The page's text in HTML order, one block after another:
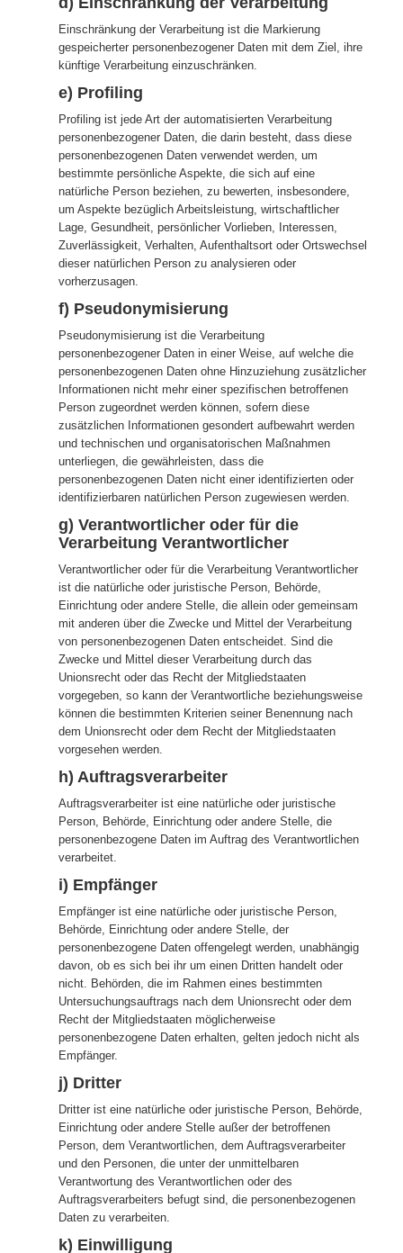
Einschränkung der Verarbeitung ist die Markierung
gespeicherter personenbezogener Daten mit dem Ziel, ihre
künftige Verarbeitung einzuschränken.
e) Profiling
Profiling ist jede Art der automatisierten Verarbeitung
personenbezogener Daten, die darin besteht, dass diese
personenbezogenen Daten verwendet werden, um
bestimmte persönliche Aspekte, die sich auf eine
natürliche Person beziehen, zu bewerten, insbesondere,
um Aspekte bezüglich Arbeitsleistung, wirtschaftlicher
Lage, Gesundheit, persönlicher Vorlieben, Interessen,
Zuverlässigkeit, Verhalten, Aufenthaltsort oder Ortswechsel
dieser natürlichen Person zu analysieren oder
vorherzusagen.
f) Pseudonymisierung
Pseudonymisierung ist die Verarbeitung
personenbezogener Daten in einer Weise, auf welche die
personenbezogenen Daten ohne Hinzuziehung zusätzlicher
Informationen nicht mehr einer spezifischen betroffenen
Person zugeordnet werden können, sofern diese
zusätzlichen Informationen gesondert aufbewahrt werden
und technischen und organisatorischen Maßnahmen
unterliegen, die gewährleisten, dass die
personenbezogenen Daten nicht einer identifizierten oder
identifizierbaren natürlichen Person zugewiesen werden.
g) Verantwortlicher oder für die
Verarbeitung Verantwortlicher
Verantwortlicher oder für die Verarbeitung Verantwortlicher
ist die natürliche oder juristische Person, Behörde,
Einrichtung oder andere Stelle, die allein oder gemeinsam
mit anderen über die Zwecke und Mittel der Verarbeitung
von personenbezogenen Daten entscheidet. Sind die
Zwecke und Mittel dieser Verarbeitung durch das
Unionsrecht oder das Recht der Mitgliedstaaten
vorgegeben, so kann der Verantwortliche beziehungsweise
können die bestimmten Kriterien seiner Benennung nach
dem Unionsrecht oder dem Recht der Mitgliedstaaten
vorgesehen werden.
h) Auftragsverarbeiter
Auftragsverarbeiter ist eine natürliche oder juristische
Person, Behörde, Einrichtung oder andere Stelle, die
personenbezogene Daten im Auftrag des Verantwortlichen
verarbeitet.
i) Empfänger
Empfänger ist eine natürliche oder juristische Person,
Behörde, Einrichtung oder andere Stelle, der
personenbezogene Daten offengelegt werden, unabhängig
davon, ob es sich bei ihr um einen Dritten handelt oder
nicht. Behörden, die im Rahmen eines bestimmten
Untersuchungsauftrags nach dem Unionsrecht oder dem
Recht der Mitgliedstaaten möglicherweise
personenbezogene Daten erhalten, gelten jedoch nicht als
Empfänger.
j) Dritter
Dritter ist eine natürliche oder juristische Person, Behörde,
Einrichtung oder andere Stelle außer der betroffenen
Person, dem Verantwortlichen, dem Auftragsverarbeiter
und den Personen, die unter der unmittelbaren
Verantwortung des Verantwortlichen oder des
Auftragsverarbeiters befugt sind, die personenbezogenen
Daten zu verarbeiten.
k) Einwilligung